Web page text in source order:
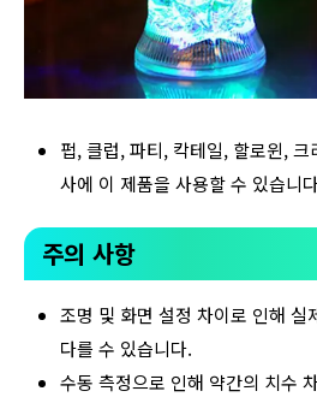
펍, 클럽, 파티, 칵테일, 할로윈,
사에 이 제품을 사용할 수 있습니
주의 사항
조명 및 화면 설정 차이로 인해 실
다를 수 있습니다.
수동 측정으로 인해 약간의 치수